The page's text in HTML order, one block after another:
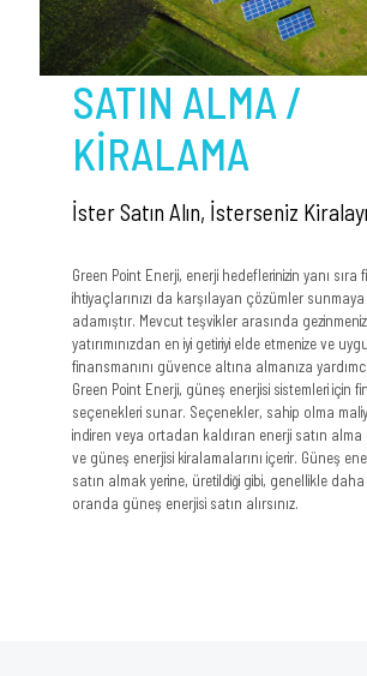
SATIN ALMA /
KİRALAMA
İster Satın Alın, İsterseniz
Green Point Enerji, enerji hedeflerinizin yanı sıra
ihtiyaçlarınızı da karşılayan çözümler
adamıştır. Mevcut teşvikler arasında
yatırımınızdan en iyi getiriyi elde etmenize ve
finansmanını güvence altına almanıza
Green Point Enerji, güneş enerjisi sistemleri için
seçenekleri sunar. Seçenekler, sahip olma
indiren veya ortadan kaldıran enerji satın alma
ve güneş enerjisi kiralamalarını içerir. Güneş
satın almak yerine, üretildiği gibi, genellikle
oranda güneş enerjisi satın alırsınız.